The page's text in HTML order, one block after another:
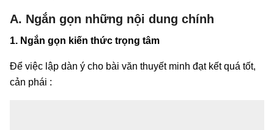
A. Ngắn gọn những nội dung chính
1. Ngắn gọn kiến thức trọng tâm
Để việc lập dàn ý cho bài văn thuyết minh đạt kết quá tốt,
cản phái :